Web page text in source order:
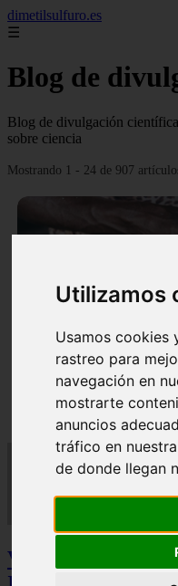
Utilizamos
Usamos cookies
rastreo para
navegación en
mostrarte
anuncios
tráfico en
de donde llegan
dimetilsulfuro.es
☰
Blog de
Blog de divulgación
sobre ciencia
Mostrando 1 - 24 de 907
En África harán lo
moléculas de agua
Video